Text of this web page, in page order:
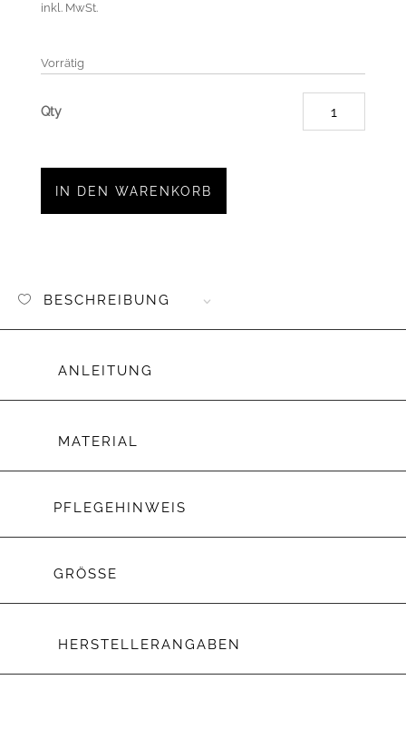
inkl. MwSt.
Vorrätig
IN DEN WARENKORB
BESCHREIBUNG
ANLEITUNG
MATERIAL
PFLEGEHINWEIS
GRÖSSE
HERSTELLERANGABEN